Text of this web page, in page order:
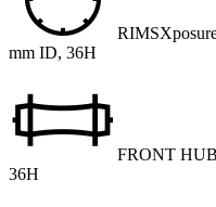
RIMS
mm ID, 36H
FRONT HUB
36H